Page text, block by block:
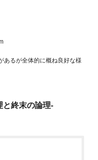
あるが全体的に概ね良好な様
終末の論理-